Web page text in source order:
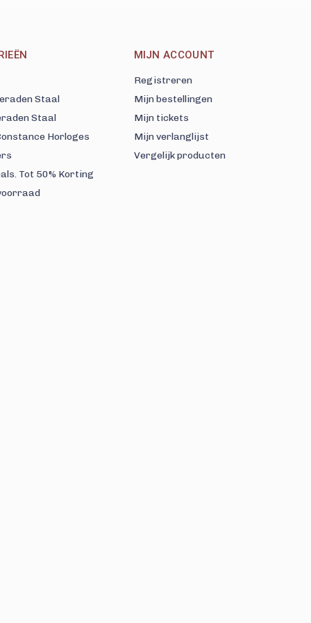
Staal
Staal
Horloges
Tot 50% Korting
MIJN ACCOUNT
Registreren
Mijn bestellingen
Mijn tickets
Mijn verlanglijst
Vergelijk producten